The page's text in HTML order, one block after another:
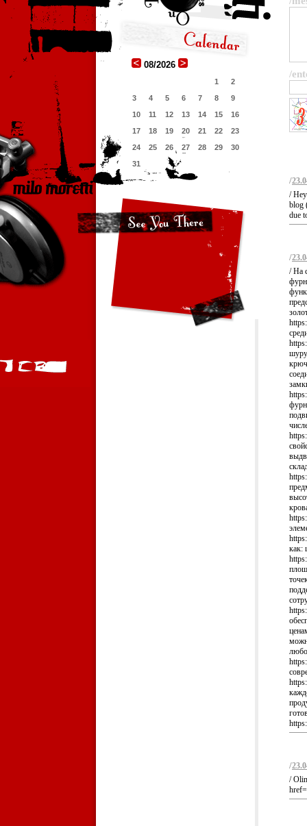
08/2026
1
2
3
4 5 6 7 8
9
10
11 12 13 14 15
16
17
18 19 20 21 22
23
24
25 26 27 28 29
30
31
/
/
/
blog
due
/
/ На
как:
/
/